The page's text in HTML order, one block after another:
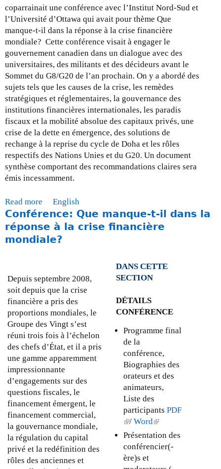
m
a
n
q
u
e
-
t
-
i
l
d
a
n
s
l
é
o
n
à
l
a
c
r
i
s
e
f
i
n
a
n
c
i
è
r
é
v
i
e
l
e
G
8
(
“
D
e
f
i
n
y
n
t
h
e
G
8
”
)
coparrainait une conférence avec l’Institut Nord-Sud et
l’Université d’Ottawa qui avait pour thème Que
manque-t-il dans la réponse à la crise financière
mondiale? Cette conférence visait à engager le
gouvernement canadien dans un dialogue avec des
universitaires, des militants et des décideurs avant le
Sommet du G8/G20 de l’an prochain. On y a abordé des
sujets tels que les causes de la crise, les remèdes
stratégiques et réglementaires, la gouvernance des
institutions financières internationales, les paradis
fiscaux et la mobilité absolue des capitaux privés, une
crise de la dette en émergence, des solutions de
rechange à la reprise du cycle de Doha et les rôles
respectifs des Nations Unies et du G20. Un document
synthèse comportant des recommandations claires sera
émis incessamment.
Read more
b
o
u
s
e
à
j
o
u
r
-
l
e
3
0
o
c
t
o
b
English
Conférence: Que manque-t-il dans la
réponse à la crise financière
mondiale?
Depuis septembre 2008,
soit depuis que la crise
financière a pris des
proportions mondiales, le
Groupe des Vingt s’est
réuni trois fois à l’échelon
des chefs d’État, et il a pris
une gamme apparemment
impressionnante
d’engagements sur des
questions fiscales, le
financement émergent, le
financement commercial,
la gouvernance mondiale,
la régulation du capital
privé et la redéfinition des
rôles des anciennes et
DANS CETTE
SECTION
DÉTAILS
CONFÉRENCE
Programme final
de la
conférence,
Biographies des
orateurs et des
animateurs,
Liste des
participants PDF
(
l
i
n
k
/ Word(
l
i
k
Présentation des
conférencier(-
ère)s et